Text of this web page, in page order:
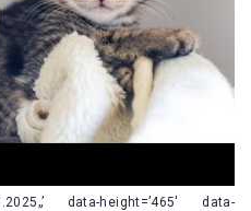
data-height=’465′ data-